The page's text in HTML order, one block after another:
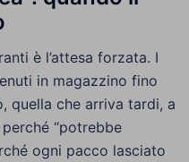
è l’attesa forzata. I
in magazzino fino
quella che arriva tardi, a
“potrebbe
ogni pacco lasciato